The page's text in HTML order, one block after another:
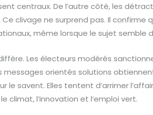
centraux. De l’autre côté, les
clivage ne surprend pas. Il confirme
même lorsque le sujet semble
Les électeurs modérés
messages orientés solutions
le savent. Elles tentent d’arrimer
climat, l’innovation et l’emploi vert.